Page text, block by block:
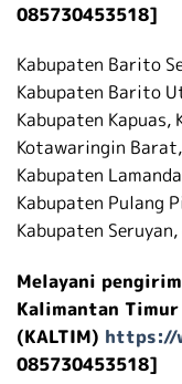
085730453518]
Kabupaten Barito
Kabupaten Barito
Kabupaten Kapuas,
Kotawaringin
Kabupaten
Kabupaten Pulang
Kabupaten Seruyan,
Melayani
Kalimantan Timur
(KALTIM) https://
085730453518]